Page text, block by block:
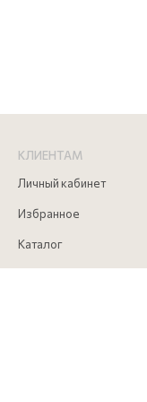
КЛИЕНТАМ
Личный кабинет
Избранное
Каталог